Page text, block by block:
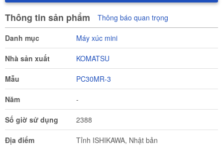
Thông tin sản phẩm Thông báo quan trọng
Danh mục Máy xúc mini
Nhà sản xuất KOMATSU
Mẫu PC30MR-3
Năm -
Số giờ sử dụng 2388
Địa điểm Tỉnh ISHIKAWA, Nhật bản